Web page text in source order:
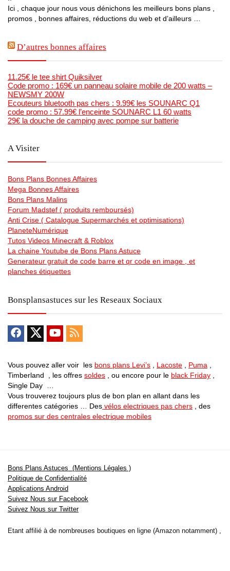
Ici , chaque jour nous vous dénichons les meilleurs bons plans ,
promos , bonnes affaires, réductions du web et d’ailleurs …
D’autres bonnes affaires
11.25€ le tee shirt Quiksilver
Code promo : 169€ un panneau solaire mobile de 200 watts –
NEWSMY 200W
Ecouteurs bluetooth pas chers : 9.99€ les SOUNARC Q1
code promo : 57.99€ l’enceinte SOUNARC L1 60 watts
29€ la douche de camping avec pompe sur batterie
A Visiter
Bons Plans Bonnes Affaires
Mega Bonnes Affaires
Bons Plans Malins
Forum Madstef ( produits remboursés)
Anti Crise ( Catalogue Supermarchés et optimisations)
PlaneteNumérique
Tutos Videos Minecraft & Roblox
La chaine Youtube de Bons Plans Astuce
Generateur gratuit de code barre et qr code en image , et
planches étiquettes
Bonsplansastuces sur les Reseaux Sociaux
Vous pouvez aller voir les bons plans Levi’s , Lacoste , Puma ,
Timberland , les offres soldes , ou encore pour le black Friday ,
Single Day …
Vous trouverez toujours plus de bon plan en allant dans les
differentes catégories … Des vélos electriques pas chers , des
promos sur des centrales electrique mobiles
Bons Plans Astuces (Mentions Légales )
Politique de Confidentialité
Applications Android
Suivez Nous sur Facebook
Suivez Nous sur Twitter
Etant affilié à de nombreuses boutiques en ligne (Amazon notamment) ,